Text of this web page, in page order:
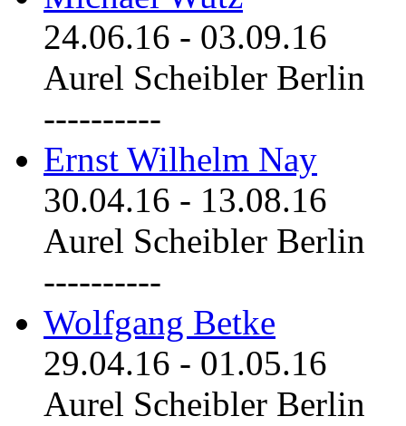
24.06.16 - 03.09.16
Aurel Scheibler Berlin
----------
Ernst Wilhelm Nay
30.04.16 - 13.08.16
Aurel Scheibler Berlin
----------
Wolfgang Betke
29.04.16 - 01.05.16
Aurel Scheibler Berlin